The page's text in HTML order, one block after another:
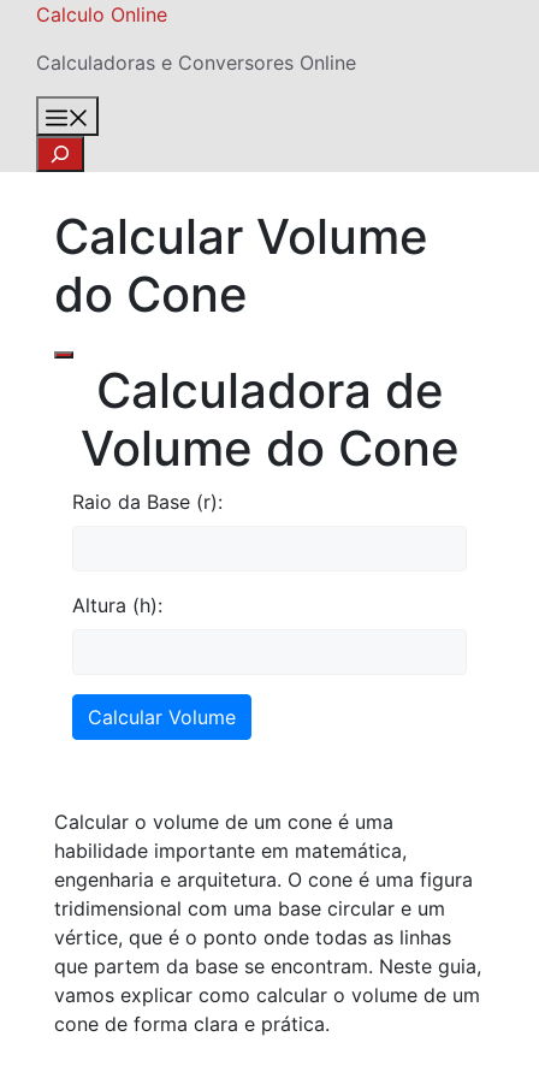
Skip
content
Calculo Online
Calculadoras e Conversores Online
Search
Calcular Volume
do Cone
Calculadora de
Volume do Cone
Raio da Base (r):
Altura (h):
Calcular Volume
Calcular o volume de um cone é uma
habilidade importante em matemática,
engenharia e arquitetura. O cone é uma figura
tridimensional com uma base circular e um
vértice, que é o ponto onde todas as linhas
que partem da base se encontram. Neste guia,
vamos explicar como calcular o volume de um
cone de forma clara e prática.